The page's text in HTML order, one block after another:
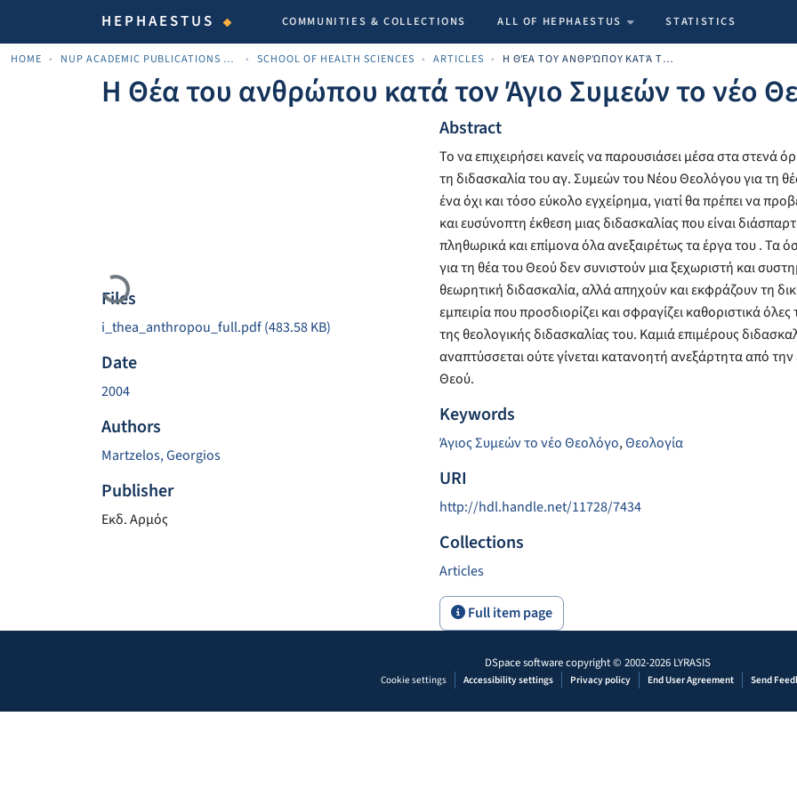
HEPHAESTUS COMMUNITIES & COLLECTIONS ALL OF HEPHAESTUS STATISTICS
HOME NUP ACADEMIC PUBLICATIONS - ΑΚΑΔΗΜΑΪΚΈΣ ΔΗΜΟΣΙΕΎΣΕΙΣ ΠΝΠ SCHOOL OF HEALTH SCIENCES ARTICLES Η ΘΈΑ ΤΟΥ ΑΝΘΡΏΠΟΥ ΚΑΤΆ ΤΟΝ ΆΓΙΟ ΣΥΜΕΏΝ ΤΟ ΝΈΟ ΘΕΟΛΌΓΟ.
Η Θέα του ανθρώπου κατά τον Άγιο Συμεών το νέο
Loading...
Files
i_thea_anthropou_full.pdf(483.58 KB)
Date
2004
Authors
Martzelos, Georgios
Publisher
Εκδ. Αρμός
Abstract
Το να επιχειρήσει κανείς να παρουσιάσει μέσα στα στενά
τη διδασκαλία του αγ. Συμεών του Νέου Θεολόγου για τη
ένα όχι και τόσο εύκολο εγχείρημα, γιατί θα πρέπει να
και ευσύνοπτη έκθεση μιας διδασκαλίας που είναι
πληθωρικά και επίμονα όλα ανεξαιρέτως τα έργα του . Τα
για τη θέα του Θεού δεν συνιστούν μια ξεχωριστή και
θεωρητική διδασκαλία, αλλά απηχούν και εκφράζουν τη
εμπειρία που προσδιορίζει και σφραγίζει καθοριστικά όλες
της θεολογικής διδασκαλίας του. Καμιά επιμέρους
αναπτύσσεται ούτε γίνεται κατανοητή ανεξάρτητα από την
Θεού.
Keywords
Άγιος Συμεών το νέο Θεολόγο,Θεολογία
URI
http://hdl.handle.net/11728/7434
Collections
Articles
Full item page
DSpace softwarecopyright © 2002-2026 LYRASIS
Cookie settings Accessibility settings Privacy policy End User Agreement Send